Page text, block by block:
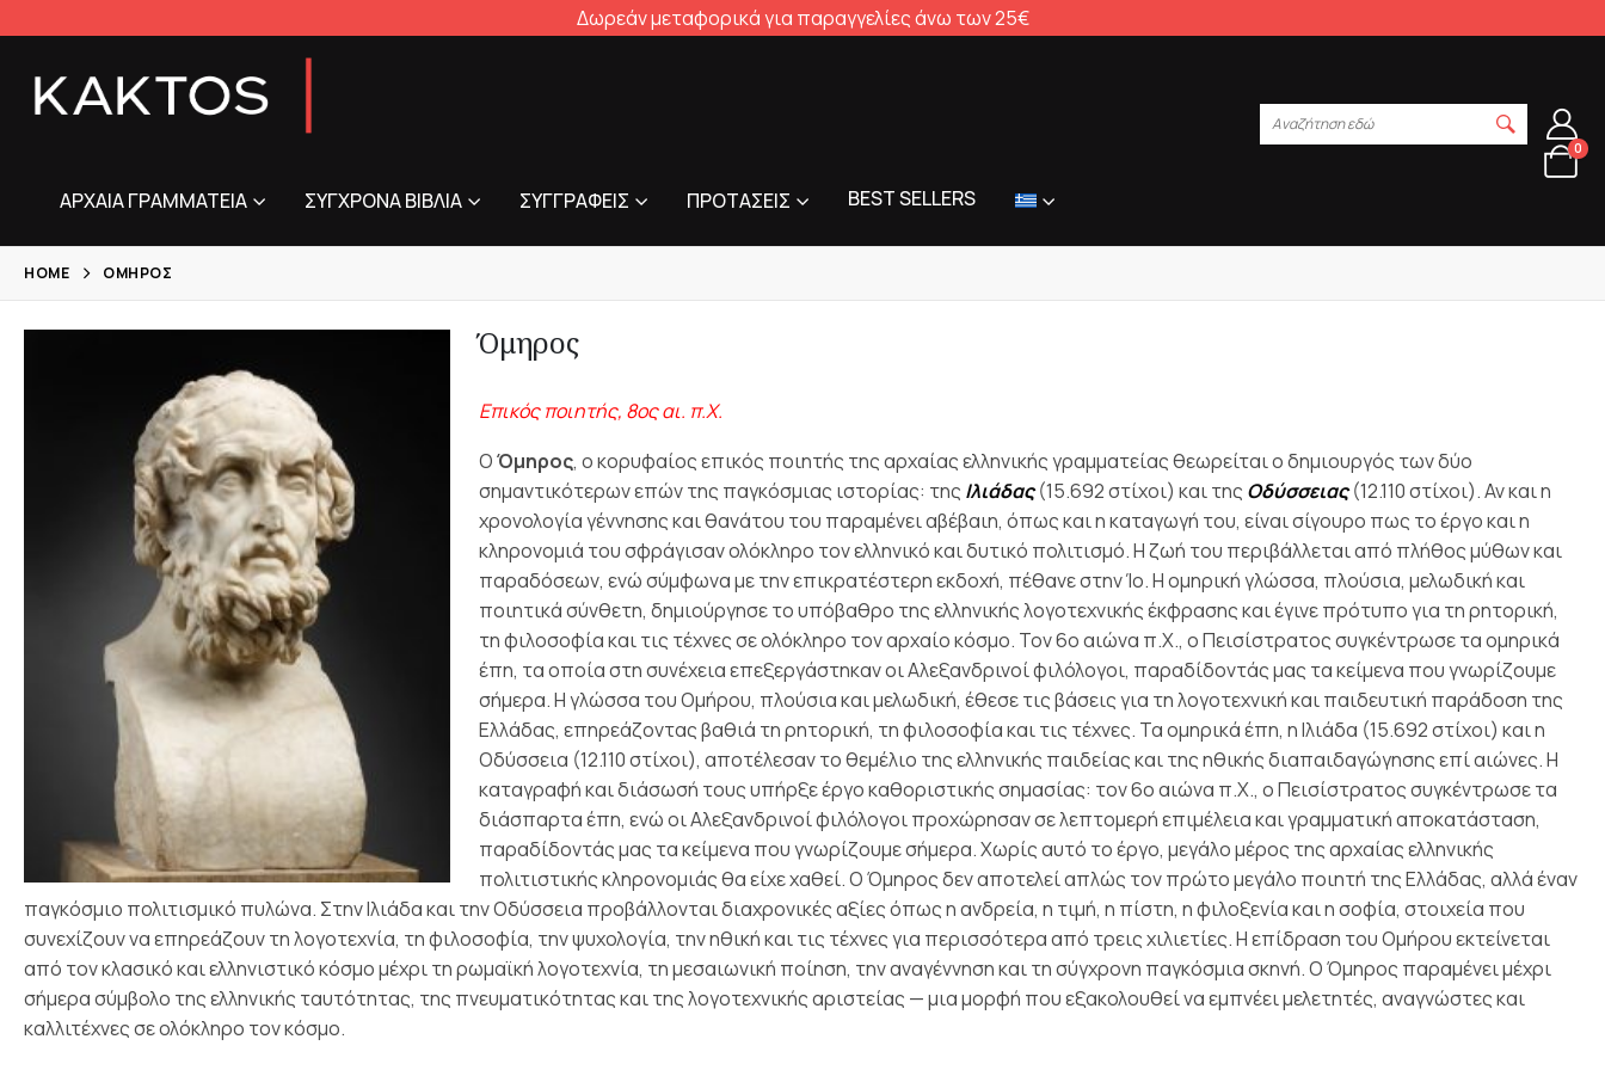
Δωρεάν μεταφορικά για παραγγελίες άνω των 25€
ΑΡΧΑΊΑ ΓΡΑΜΜΑΤΕΊΑ ΣΎΓΧΡΟΝΑ ΒΙΒΛΊΑ ΣΥΓΓΡΑΦΕΊΣ ΠΡΟΤΆΣΕΙΣ BEST SELLERS
Αναζήτηση εδώ
0
HOME ΌΜΗΡΟΣ
Όμηρος
Επικός ποιητής, 8oς αι. π.Χ.
ΟΌμηρος, ο κορυφαίος επικός ποιητής της αρχαίας ελληνικής γραμματείας θεωρείται ο δημιουργός των δύο
σημαντικότερων επών της παγκόσμιας ιστορίας: της Ιλιάδας(15.692 στίχοι) και της Οδύσσειας(12.110 στίχοι).Αν και η
χρονολογία γέννησης και θανάτου του παραμένει αβέβαιη, όπως και η καταγωγή του, είναι σίγουρο πως το έργο και η
κληρονομιά του σφράγισαν ολόκληρο τον ελληνικό και δυτικό πολιτισμό. Η ζωή του περιβάλλεται από πλήθος μύθων και
παραδόσεων, ενώ σύμφωνα με την επικρατέστερη εκδοχή, πέθανε στην Ίο.Η ομηρική γλώσσα, πλούσια, μελωδική και
ποιητικά σύνθετη, δημιούργησε το υπόβαθρο της ελληνικής λογοτεχνικής έκφρασης και έγινε πρότυπο για τη ρητορική,
τη φιλοσοφία και τις τέχνες σε ολόκληρο τον αρχαίο κόσμο. Τον 6ο αιώνα π.Χ., ο Πεισίστρατος συγκέντρωσε τα ομηρικά
έπη, τα οποία στη συνέχεια επεξεργάστηκαν οι Αλεξανδρινοί φιλόλογοι, παραδίδοντάς μας τα κείμενα που γνωρίζουμε
σήμερα. Η γλώσσα του Ομήρου, πλούσια και μελωδική, έθεσε τις βάσεις για τη λογοτεχνική και παιδευτική παράδοση της
Ελλάδας, επηρεάζοντας βαθιά τη ρητορική, τη φιλοσοφία και τις τέχνες. Τα ομηρικά έπη, η Ιλιάδα (15.692 στίχοι) και η
Οδύσσεια (12.110 στίχοι), αποτέλεσαν το θεμέλιο της ελληνικής παιδείας και της ηθικής διαπαιδαγώγησης επί αιώνες. Η
καταγραφή και διάσωσή τους υπήρξε έργο καθοριστικής σημασίας: τον 6ο αιώνα π.Χ., ο Πεισίστρατος συγκέντρωσε τα
διάσπαρτα έπη, ενώ οι Αλεξανδρινοί φιλόλογοι προχώρησαν σε λεπτομερή επιμέλεια και γραμματική αποκατάσταση,
παραδίδοντάς μας τα κείμενα που γνωρίζουμε σήμερα. Χωρίς αυτό το έργο, μεγάλο μέρος της αρχαίας ελληνικής
πολιτιστικής κληρονομιάς θα είχε χαθεί. Ο Όμηρος δεν αποτελεί απλώς τον πρώτο μεγάλο ποιητή της Ελλάδας, αλλά έναν
παγκόσμιο πολιτισμικό πυλώνα. Στην Ιλιάδα και την Οδύσσεια προβάλλονται διαχρονικές αξίες όπως η ανδρεία, η τιμή, η πίστη, η φιλοξενία και η σοφία, στοιχεία που
συνεχίζουν να επηρεάζουν τη λογοτεχνία, τη φιλοσοφία, την ψυχολογία, την ηθική και τις τέχνες για περισσότερα από τρεις χιλιετίες. Η επίδραση του Ομήρου εκτείνεται
από τον κλασικό και ελληνιστικό κόσμο μέχρι τη ρωμαϊκή λογοτεχνία, τη μεσαιωνική ποίηση, την αναγέννηση και τη σύγχρονη παγκόσμια σκηνή. Ο Όμηρος παραμένει μέχρι
σήμερα σύμβολο της ελληνικής ταυτότητας, της πνευματικότητας και της λογοτεχνικής αριστείας — μια μορφή που εξακολουθεί να εμπνέει μελετητές, αναγνώστες και
καλλιτέχνες σε ολόκληρο τον κόσμο.